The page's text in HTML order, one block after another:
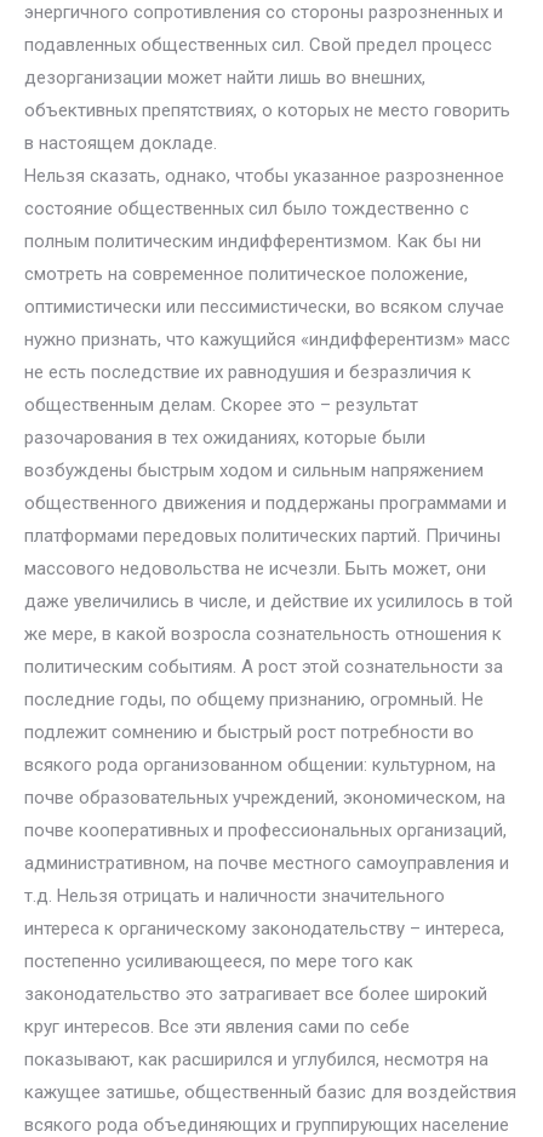
энергичного сопротивления со стороны разрозненных и
подавленных общественных сил. Свой предел процесс
дезорганизации может найти лишь во внешних,
объективных препятствиях, о которых не место говорить
в настоящем докладе.
Нельзя сказать, однако, чтобы указанное разрозненное
состояние общественных сил было тождественно с
полным политическим индифферентизмом. Как бы ни
смотреть на современное политическое положение,
оптимистически или пессимистически, во всяком случае
нужно признать, что кажущийся «индифферентизм» масс
не есть последствие их равнодушия и безразличия к
общественным делам. Скорее это – результат
разочарования в тех ожиданиях, которые были
возбуждены быстрым ходом и сильным напряжением
общественного движения и поддержаны программами и
платформами передовых политических партий. Причины
массового недовольства не исчезли. Быть может, они
даже увеличились в числе, и действие их усилилось в той
же мере, в какой возросла сознательность отношения к
политическим событиям. А рост этой сознательности за
последние годы, по общему признанию, огромный. Не
подлежит сомнению и быстрый рост потребности во
всякого рода организованном общении: культурном, на
почве образовательных учреждений, экономическом, на
почве кооперативных и профессиональных организаций,
административном, на почве местного самоуправления и
т.д. Нельзя отрицать и наличности значительного
интереса к органическому законодательству – интереса,
постепенно усиливающееся, по мере того как
законодательство это затрагивает все более широкий
круг интересов. Все эти явления сами по себе
показывают, как расширился и углубился, несмотря на
кажущее затишье, общественный базис для воздействия
всякого рода объединяющих и группирующих население